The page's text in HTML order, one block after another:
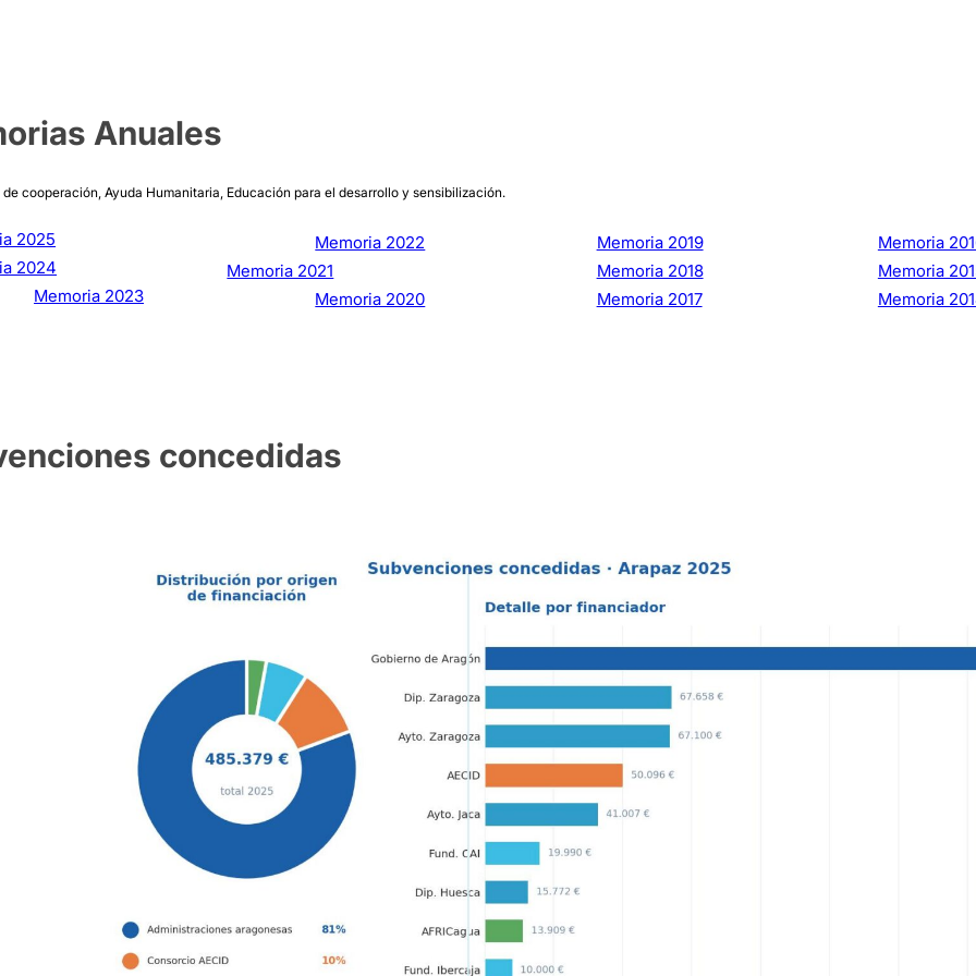
Anuales
cooperación, Ayuda Humanitaria, Educación para el desarrollo y sensibilización.
2025
2024
Memoria 2023
Memoria 2022
Memoria 2021
Memoria 2020
Memoria 2019
Memoria 2018
Memoria 2017
Memoria
Memoria
Memoria
concedidas